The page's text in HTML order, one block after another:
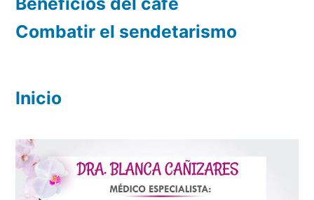
Combatir el sendetarismo
Inicio